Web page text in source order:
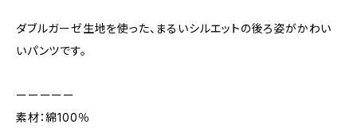
ダブルガーゼ生地を使った、まるいシルエットの後ろ姿がかわい
いパンツです。
ーーーーー
素材：綿100％